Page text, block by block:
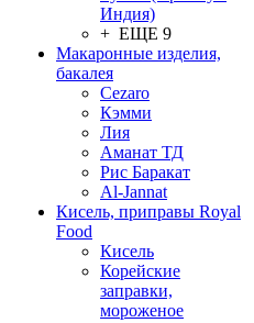
Индия)
+ ЕЩЕ 9
Макаронные изделия,
бакалея
Cezaro
Кэмми
Лия
Аманат ТД
Рис Баракат
Al-Jannat
Кисель, приправы Royal
Food
Кисель
Корейские
заправки,
мороженое